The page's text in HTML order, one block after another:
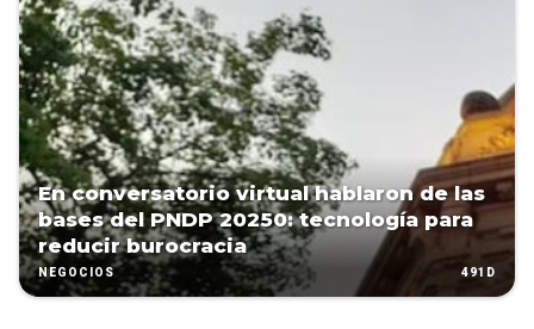
En conversatorio virtual hablaron de las
bases del PNDP 20250: tecnología para
reducir burocracia
NEGOCIOS 491D